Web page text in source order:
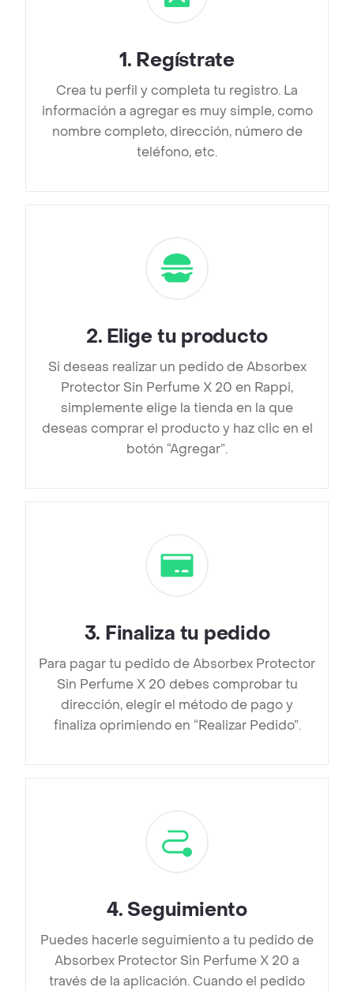
1. Regístrate
Crea tu perfil y completa tu registro. La
información a agregar es muy simple, como
nombre completo, dirección, número de
teléfono, etc.
2. Elige tu producto
Si deseas realizar un pedido de Absorbex
Protector Sin Perfume X 20 en Rappi,
simplemente elige la tienda en la que
deseas comprar el producto y haz clic en el
botón “Agregar”.
3. Finaliza tu pedido
Para pagar tu pedido de Absorbex Protector
Sin Perfume X 20 debes comprobar tu
dirección, elegir el método de pago y
finaliza oprimiendo en “Realizar Pedido”.
4. Seguimiento
Puedes hacerle seguimiento a tu pedido de
Absorbex Protector Sin Perfume X 20 a
través de la aplicación. Cuando el pedido